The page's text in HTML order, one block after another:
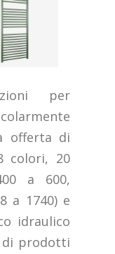
per
offerta di
colori, 20
a 600,
a 1740) e
idraulico
di prodotti